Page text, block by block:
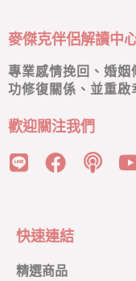
麥傑克伴侶解讀中
專業感情挽回、婚
功修復關係、並重啟
歡迎關注我們
快速連結
精選商品